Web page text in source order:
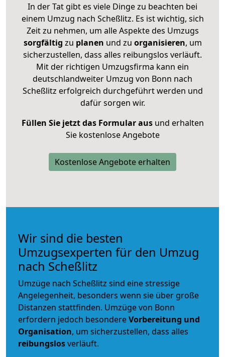
In der Tat gibt es viele Dinge zu beachten bei
einem Umzug nach Scheßlitz. Es ist wichtig, sich
Zeit zu nehmen, um alle Aspekte des Umzugs
sorgfältig zu planen und zu organisieren, um
sicherzustellen, dass alles reibungslos verläuft.
Mit der richtigen Umzugsfirma kann ein
deutschlandweiter Umzug von Bonn nach
Scheßlitz erfolgreich durchgeführt werden und
dafür sorgen wir.
Füllen Sie jetzt das Formular ausund erhalten
Sie kostenlose Angebote
Kostenlose Angebote erhalten
Wir sind die besten
Umzugsexperten für den Umzug
nach Scheßlitz
Umzüge nach Scheßlitz sind eine stressige
Angelegenheit, besonders wenn sie über große
Distanzen stattfinden. Umzüge von Bonn
erfordern jedoch besondereVorbereitung und
Organisation, um sicherzustellen, dass alles
reibungslosverläuft.